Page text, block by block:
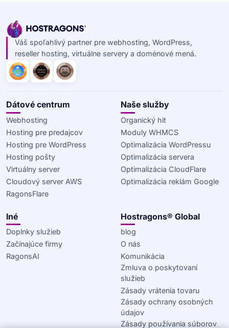
Váš spoľahlivý partner pre webhosting, WordPress,
reseller hosting, virtuálne servery a doménové mená.
Dátové centrum
Webhosting
Hosting pre predajcov
Hosting pre WordPress
Hosting pošty
Virtuálny server
Cloudový server AWS
RagonsFlare
Naše služby
Organický hit
Moduly WHMCS
Optimalizácia WordPressu
Optimalizácia servera
Optimalizácia CloudFlare
Optimalizácia reklám Google
Iné
Doplnky služieb
Začínajúce firmy
RagonsAI
Hostragons® Global
blog
O nás
Komunikácia
Zmluva o poskytovaní
služieb
Zásady vrátenia tovaru
Zásady ochrany osobných
údajov
Zásady používania súborov